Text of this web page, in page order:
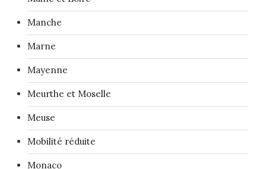
Manche
Marne
Mayenne
Meurthe et Moselle
Meuse
Mobilité réduite
Monaco